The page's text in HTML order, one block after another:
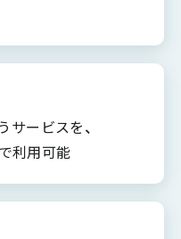
サービスを、
利用可能